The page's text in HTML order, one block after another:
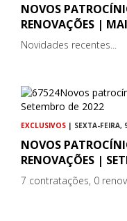
NOVOS
RENOVAÇÕES |
Novidades recentes...
EXCLUSIVOS | SEXTA-FEIRA,
NOVOS
RENOVAÇÕES |
7 contratações, 0